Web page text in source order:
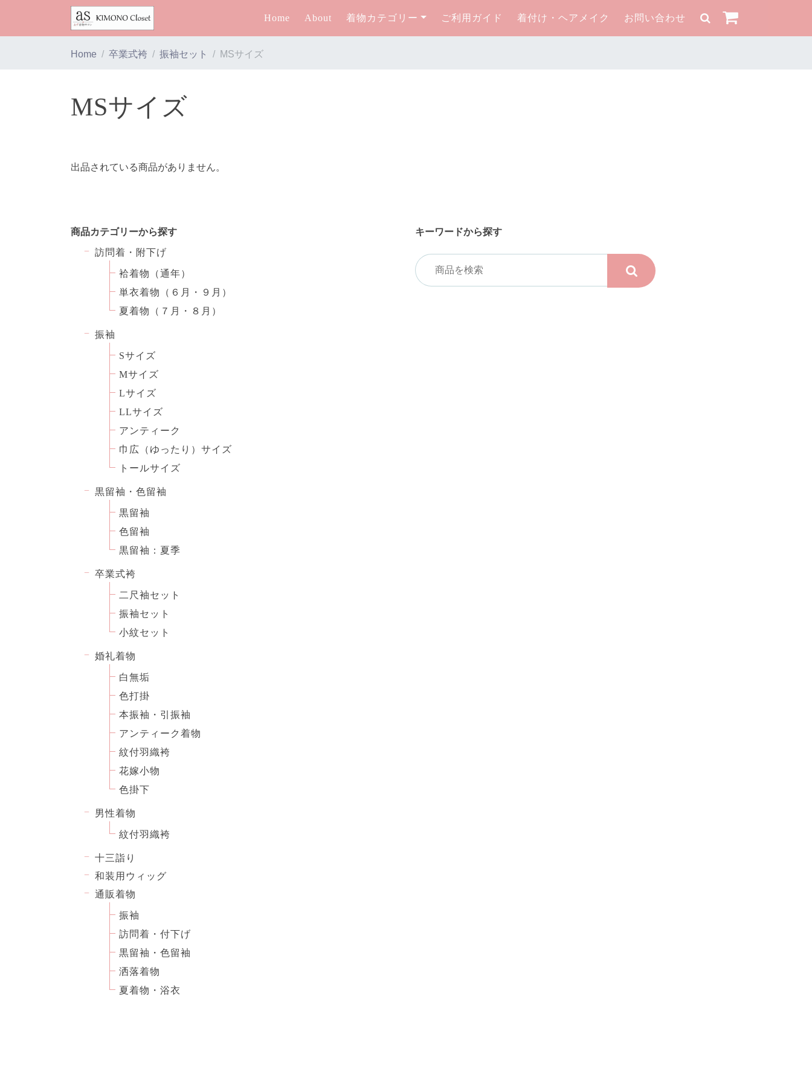
Home About 着物カテゴリー ご利用ガイド 着付け・ヘアメイク お問い合わせ
Home 卒業式袴 振袖セット MSサイズ
MSサイズ
出品されている商品がありません。
商品カテゴリーから探す
訪問着・附下げ
袷着物（通年）
単衣着物（６月・９月）
夏着物（７月・８月）
振袖
Sサイズ
Mサイズ
Lサイズ
LLサイズ
アンティーク
巾広（ゆったり）サイズ
トールサイズ
黒留袖・色留袖
黒留袖
色留袖
黒留袖：夏季
卒業式袴
二尺袖セット
振袖セット
小紋セット
婚礼着物
白無垢
色打掛
本振袖・引振袖
アンティーク着物
紋付羽織袴
花嫁小物
色掛下
男性着物
紋付羽織袴
十三詣り
和装用ウィッグ
通販着物
振袖
訪問着・付下げ
黒留袖・色留袖
洒落着物
夏着物・浴衣
キーワードから探す